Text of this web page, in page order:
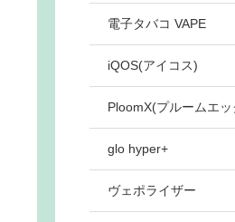
電子タバコ VAPE
iQOS(アイコス)
PloomX(プルームエッ
glo hyper+
ヴェポライザー